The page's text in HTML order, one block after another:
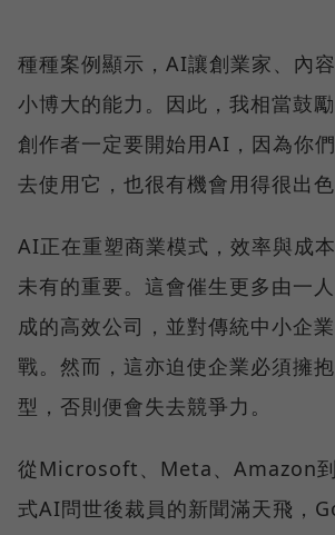
種種案例顯示，AI讓創業家、內
小博大的能力。因此，我相當鼓
創作者一定要開始用AI，因為你
去使用它，也很有機會用得很出色
AI正在重塑商業模式，效率與成
未有的重要。這會催生更多由一
成的高效公司，並對傳統中小企
戰。然而，這亦迫使企業必須擁
型，否則便會失去競爭力。
從Microsoft、Meta、Amazon
式AI問世後裁員的新聞滿天飛，